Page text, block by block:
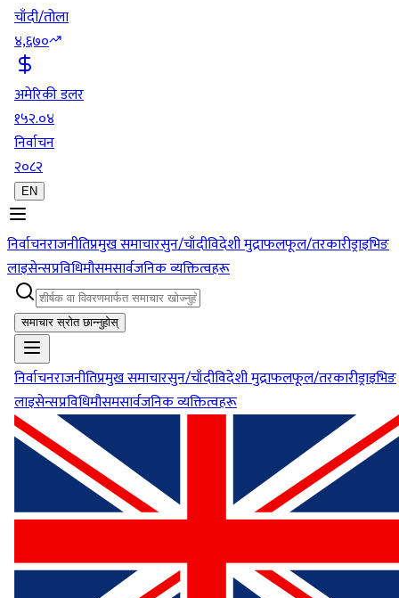
चाँदी/तोला
४,६७०
अमेरिकी डलर
१५२.०४
निर्वाचन
२०८२
EN
निर्वाचनराजनीतिप्रमुख समाचारसुन/चाँदीविदेशी मुद्राफलफूल/तरकारीड्राइभिङ
लाइसेन्सप्रविधिमौसमसार्वजनिक व्यक्तित्वहरू
समाचार स्रोत छान्नुहोस्
निर्वाचनराजनीतिप्रमुख समाचारसुन/चाँदीविदेशी मुद्राफलफूल/तरकारीड्राइभिङ
लाइसेन्सप्रविधिमौसमसार्वजनिक व्यक्तित्वहरू